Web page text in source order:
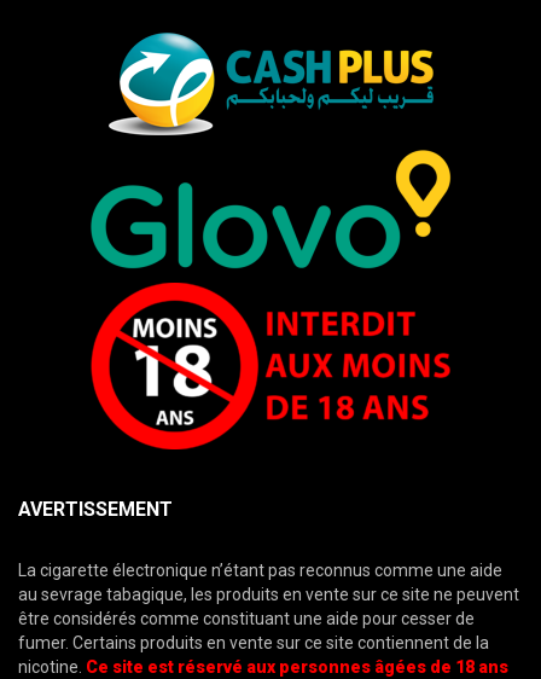
AVERTISSEMENT
La cigarette électronique n’étant pas reconnus comme une aide
au sevrage tabagique, les produits en vente sur ce site ne peuvent
être considérés comme constituant une aide pour cesser de
fumer. Certains produits en vente sur ce site contiennent de la
nicotine. Ce site est réservé aux personnes âgées de 18 ans